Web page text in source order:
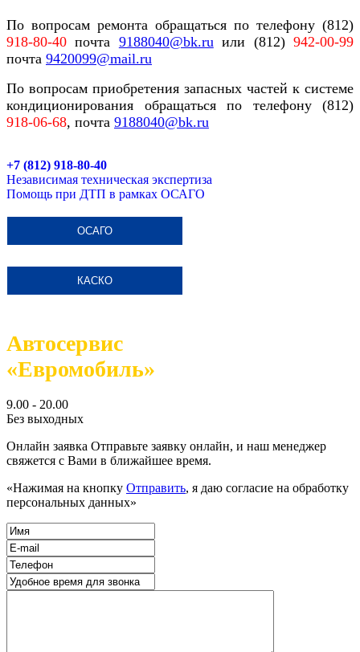
По вопросам ремонта обращаться по телефону (812)
918-80-40 почта 9188040@bk.ruили (812)942-00-99
почта 9420099@mail.ru
По вопросам приобретения запасных частей к системе
кондиционирования обращаться по телефону (812)
918-06-68, почта 9188040@bk.ru
+7 (812) 918-80-40
Независимая техническая экспертиза
Помощь при ДТП в рамках ОСАГО
ОСАГО
КАСКО
Автосервис
«Евромобиль»
9.00 - 20.00
Без выходных
Онлайн заявка Отправьте заявку онлайн, и наш менеджер
свяжется с Вами в ближайшее время.
«Нажимая на кнопку Отправить, я даю согласие на обработку
персональных данных»